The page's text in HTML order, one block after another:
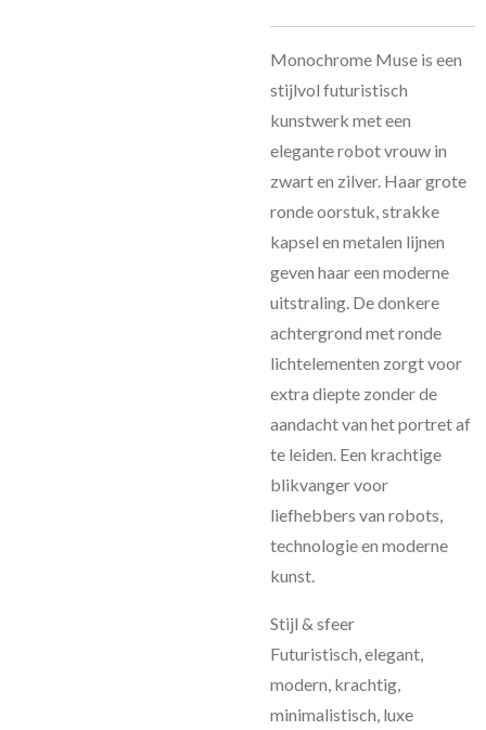
Monochrome Muse is een
stijlvol futuristisch
kunstwerk met een
elegante robot vrouw in
zwart en zilver. Haar grote
ronde oorstuk, strakke
kapsel en metalen lijnen
geven haar een moderne
uitstraling. De donkere
achtergrond met ronde
lichtelementen zorgt voor
extra diepte zonder de
aandacht van het portret af
te leiden. Een krachtige
blikvanger voor
liefhebbers van robots,
technologie en moderne
kunst.
Stijl & sfeer
Futuristisch, elegant,
modern, krachtig,
minimalistisch, luxe